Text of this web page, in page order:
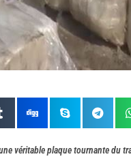
véritable plaque tournante du